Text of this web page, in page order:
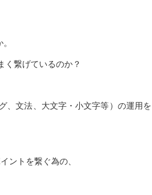
く繋げているのか？
、文法、大文字・小文字等）の運用を
ントを繋ぐ為の、